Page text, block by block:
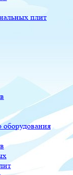
плит
оборудования